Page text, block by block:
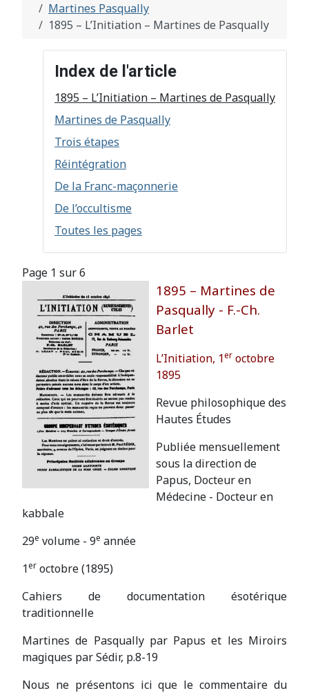
Martines Pasqually
1895 – L’Initiation – Martines de Pasqually
Index de l'article
1895 – L’Initiation – Martines de Pasqually
Martines de Pasqually
Trois étapes
Réintégration
De la Franc-maçonnerie
De l’occultisme
Toutes les pages
Page 1 sur 6
1895 – Martines de
Pasqually - F.-Ch.
Barlet
L’Initiation, 1er octobre
1895
Revue philosophique des
Hautes Études
Publiée mensuellement
sous la direction de
Papus, Docteur en
Médecine - Docteur en
kabbale
29e volume - 9e année
1er octobre (1895)
Cahiers de documentation ésotérique
traditionnelle
Martines de Pasqually par Papus et les Miroirs
magiques par Sédir, p.8-19
Nous ne présentons ici que le commentaire du